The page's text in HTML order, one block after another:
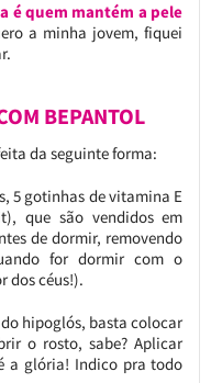
é quem mantém a pele
a minha jovem, fiquei
BEPANTOL
da seguinte forma:
5 gotinhas de vitamina E
que são vendidos em
de dormir, removendo
for dormir com o
dos céus!).
hipoglós, basta colocar
o rosto, sabe? Aplicar
a glória! Indico pra todo